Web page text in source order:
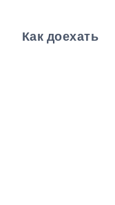
Как доехать